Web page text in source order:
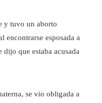
y tuvo un aborto
encontrarse esposada a
que estaba acusada
se vio obligada a